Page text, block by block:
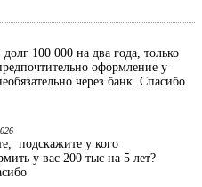
100 000 на два года, только
оформление у
через банк. Спасибо
подскажите у кого
у вас 200 тыс на 5 лет?